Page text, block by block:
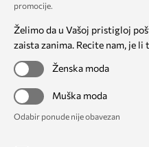
promocije.
Želimo da u Vašoj pristigloj
zaista zanima. Recite nam, je li
Ženska moda
Muška moda
Odabir ponude nije obavezan